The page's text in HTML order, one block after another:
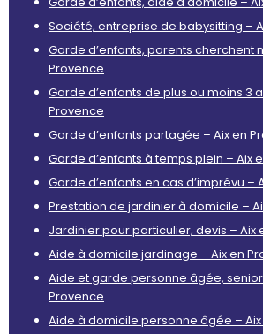
Société, entreprise de babysitting –
Garde d’enfants, parents cherchent
Provence
Garde d’enfants de plus ou moins 3
Provence
Garde d’enfants partagée – Aix en
Garde d’enfants à temps plein – Aix
Garde d’enfants en cas d’imprévu –
Prestation de jardinier à domicile –
Jardinier pour particulier, devis – Aix
Aide à domicile jardinage – Aix en
Aide et garde personne âgée, senior
Provence
Aide à domicile personne âgée –